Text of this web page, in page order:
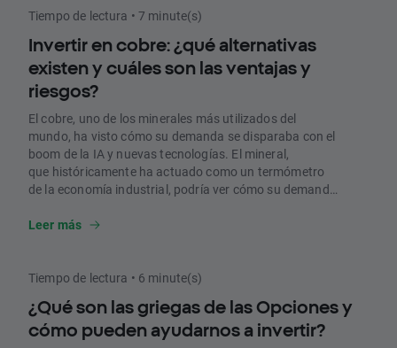
TaxDown!
Tiempo de lectura • 7 minute(s)
Invertir en cobre: ¿qué alternativas
existen y cuáles son las ventajas y
riesgos?
El cobre, uno de los minerales más utilizados del
mundo, ha visto cómo su demanda se disparaba con el
boom de la IA y nuevas tecnologías. El mineral,
que históricamente ha actuado como un termómetro
de la economía industrial, podría ver cómo su demanda
interés ha llevado al cobre a batir máximos en Bolsa y a
alternativas existen para invertir en este mineral.
Leer más
Tiempo de lectura • 6 minute(s)
¿Qué son las griegas de las Opciones y
cómo pueden ayudarnos a invertir?